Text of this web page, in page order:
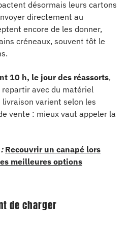
désormais leurs cartons
directement au
encore de les donner,
créneaux, souvent tôt le
10 h, le jour des réassorts,
avec du matériel
varient selon les
vente : mieux vaut appeler la
Recouvrir un canapé lors
meilleures options
de charger